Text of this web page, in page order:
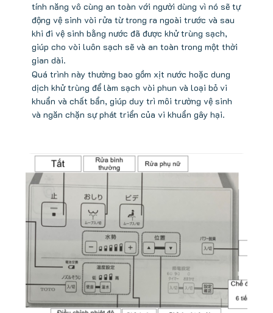
tính năng vô cùng an toàn với người dùng vì nó sẽ tự
động vệ sinh vòi rửa từ trong ra ngoài trước và sau
khi đi vệ sinh bằng nước đã được khử trùng sạch,
giúp cho vòi luôn sạch sẽ và an toàn trong một thời
gian dài.
Quá trình này thường bao gồm xịt nước hoặc dung
dịch khử trùng để làm sạch vòi phun và loại bỏ vi
khuẩn và chất bẩn, giúp duy trì môi trường vệ sinh
và ngăn chặn sự phát triển của vi khuẩn gây hại.